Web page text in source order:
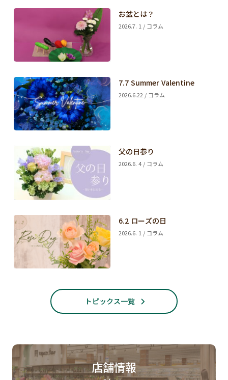
お盆とは？
2026.7. 1 / コラム
7.7 Summer Valentine
2026.6.22 / コラム
父の日参り
2026.6. 4 / コラム
6.2 ローズの日
2026.6. 1 / コラム
トピックス一覧
店舗情報